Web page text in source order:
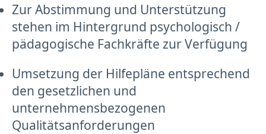
Zur Abstimmung und Unterstützung
stehen im Hintergrund psychologisch /
pädagogische Fachkräfte zur Verfügung
Umsetzung der Hilfepläne entsprechend
den gesetzlichen und
unternehmensbezogenen
Qualitätsanforderungen